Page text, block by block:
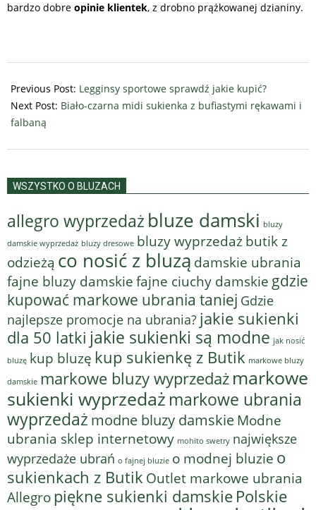
bardzo dobre opinie klientek, z drobno prążkowanej dzianiny.
02-
19
Previous Post: Legginsy sportowe sprawdź jakie kupić?
Next Post: Biało-czarna midi sukienka z bufiastymi rękawami i
falbaną
WSZYSTKO O BLUZACH
allegro wyprzedaż bluze damski bluzy
damskie wyprzedaż bluzy dresowe bluzy wyprzedaż butik z
odzieżą co nosić z bluzą damskie ubrania
fajne bluzy damskiefajne ciuchy damskie gdzie
kupować markowe ubrania taniej Gdzie
najlepsze promocje na ubrania? jakie sukienki
dla 50 latki jakie sukienki są modne jak nosić
bluzę kup bluzę kup sukienkę z Butik markowe bluzy
damskie markowe bluzy wyprzedaż markowe
sukienki wyprzedaż markowe ubrania
wyprzedaż modne bluzy damskie Modne
ubrania sklep internetowy mohito swetry największe
wyprzedaże ubrań o fajnej bluzie o modnej bluzie o
sukienkach z Butik Outlet markowe ubrania
Allegropiękne sukienki damskie Polskie